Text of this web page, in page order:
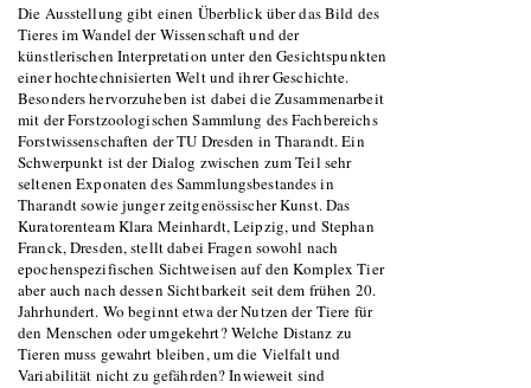
Die Ausstellung gibt einen Überblick über das Bild des
Tieres im Wandel der Wissenschaft und der
künstlerischen Interpretation unter den Gesichtspunkten
einer hochtechnisierten Welt und ihrer Geschichte.
Besonders hervorzuheben ist dabei die Zusammenarbeit
mit der Forstzoologischen Sammlung des Fachbereichs
Forstwissenschaften der TU Dresden in Tharandt. Ein
Schwerpunkt ist der Dialog zwischen zum Teil sehr
seltenen Exponaten des Sammlungsbestandes in
Tharandt sowie junger zeitgenössischer Kunst. Das
Kuratorenteam Klara Meinhardt, Leipzig, und Stephan
Franck, Dresden, stellt dabei Fragen sowohl nach
epochenspezifischen Sichtweisen auf den Komplex Tier
aber auch nach dessen Sichtbarkeit seit dem frühen 20.
Jahrhundert. Wo beginnt etwa der Nutzen der Tiere für
den Menschen oder umgekehrt? Welche Distanz zu
Tieren muss gewahrt bleiben, um die Vielfalt und
Variabilität nicht zu gefährden? Inwieweit sind